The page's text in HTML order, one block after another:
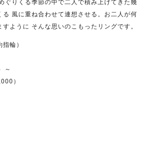
風に重ね合わせて連想させる。お二人が何
ように そんな思いのこもったリングです。
輪）
～
）